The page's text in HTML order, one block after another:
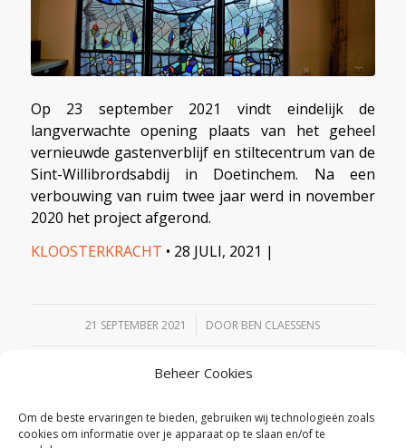
Beheer Cookies
Om de beste ervaringen te bieden, gebruiken wij technologieën zoals
cookies om informatie over je apparaat op te slaan en/of te
Op 23 september 2021 vindt eindelijk de
langverwachte opening plaats van het geheel
vernieuwde gastenverblijf en stiltecentrum van de
Sint-Willibrordsabdij in Doetinchem. Na een
verbouwing van ruim twee jaar werd in november
2020 het project afgerond.
KLOOSTERKRACHT • 28 JULI, 2021 |
21 SEPTEMBER 2021
/ DOOR BEN CLAESSENS